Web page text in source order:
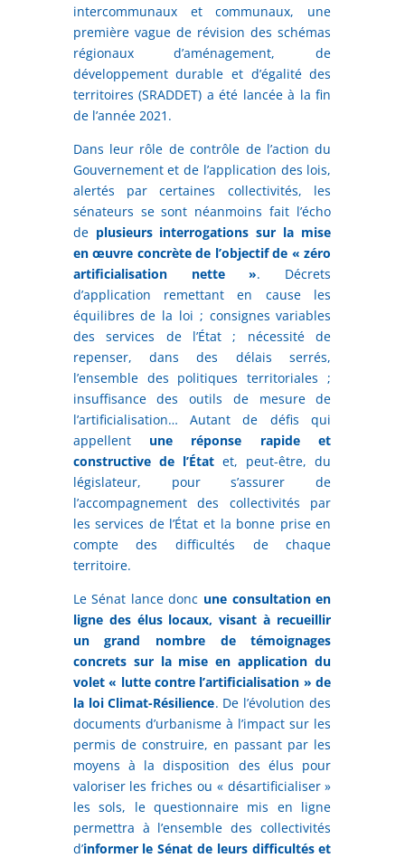
intercommunaux et communaux, une
première vague de révision des schémas
régionaux d’aménagement, de
développement durable et d’égalité des
territoires (SRADDET) a été lancée à la fin
de l’année 2021.
Dans leur rôle de contrôle de l’action du
Gouvernement et de l’application des lois,
alertés par certaines collectivités, les
sénateurs se sont néanmoins fait l’écho
de plusieurs interrogations sur la mise
en œuvre concrète de l’objectif de « zéro
artificialisation nette ». Décrets
d’application remettant en cause les
équilibres de la loi ; consignes variables
des services de l’État ; nécessité de
repenser, dans des délais serrés,
l’ensemble des politiques territoriales ;
insuffisance des outils de mesure de
l’artificialisation… Autant de défis qui
appellentune réponse rapide et
constructive de l’Étatet, peut-être, du
législateur, pour s’assurer de
l’accompagnement des collectivités par
les services de l’État et la bonne prise en
compte des difficultés de chaque
territoire.
Le Sénat lance donc une consultation en
ligne des élus locaux, visant à recueillir
un grand nombre de témoignages
concrets sur la mise en application du
volet « lutte contre l’artificialisation » de
la loi Climat-Résilience. De l’évolution des
documents d’urbanisme à l’impact sur les
permis de construire, en passant par les
moyens à la disposition des élus pour
valoriser les friches ou « désartificialiser »
les sols, le questionnaire mis en ligne
permettra à l’ensemble des collectivités
d’informer le Sénat de leurs difficultés et